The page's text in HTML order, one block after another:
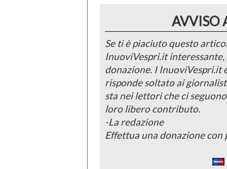
AVVISO
Se ti è piaciuto questo
InuoviVespri.it
donazione. I InuoviVespri.it
risponde soltato ai
sta nei lettori che ci
loro libero contributo.
-La redazione
Effettua una donazione con